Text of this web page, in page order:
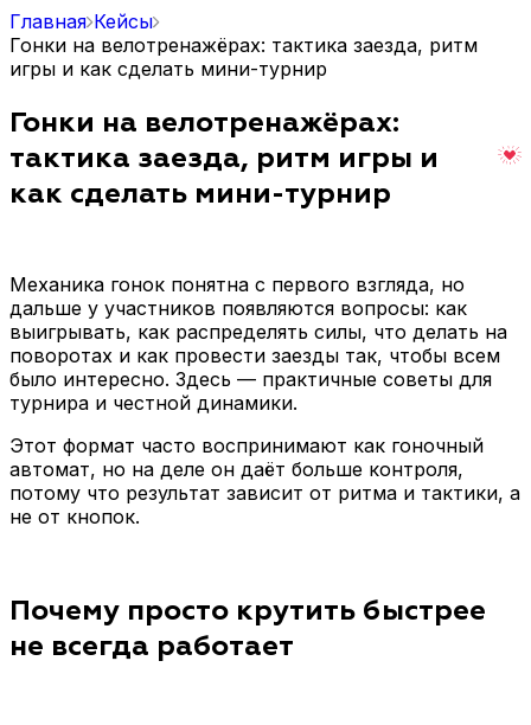
Главная Кейсы
Гонки на велотренажёрах: тактика заезда, ритм
игры и как сделать мини-турнир
Гонки на велотренажёрах:
тактика заезда, ритм игры и
как сделать мини-турнир
Механика гонок понятна с первого взгляда, но
дальше у участников появляются вопросы: как
выигрывать, как распределять силы, что делать на
поворотах и как провести заезды так, чтобы всем
было интересно. Здесь — практичные советы для
турнира и честной динамики.
Этот формат часто воспринимают как гоночный
автомат, но на деле он даёт больше контроля,
потому что результат зависит от ритма и тактики, а
не от кнопок.
Почему просто крутить быстрее
не всегда работает